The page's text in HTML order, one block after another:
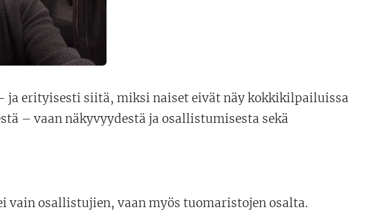
ja erityisesti siitä, miksi naiset eivät näy kokkikilpailuissa
– vaan näkyvyydestä ja osallistumisesta sekä
osallistujien, vaan myös tuomaristojen osalta.